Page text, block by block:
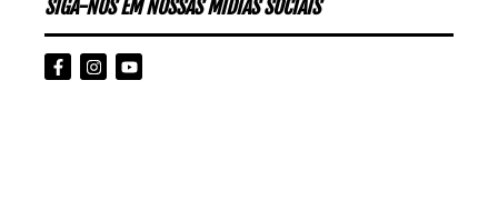
SIGA-NOS EM NOSSAS MÍDIAS SOCIAIS